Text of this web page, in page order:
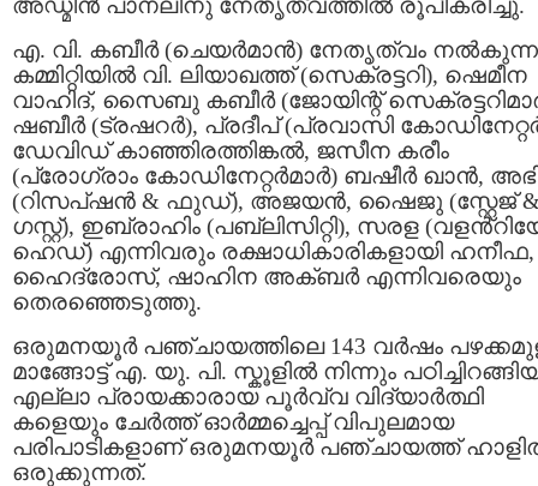
എ. വി. കബീർ (ചെയർമാൻ) നേതൃത്വം നൽകുന്ന
കമ്മിറ്റിയിൽ വി. ലിയാഖത്ത് (സെക്രട്ടറി), ഷെമീന
വാഹിദ്, സൈബു കബീർ (ജോയിന്റ്
ഷബീർ (ട്രഷറർ), പ്രദീപ് (പ്രവാസി
ഡേവിഡ് കാഞ്ഞിരത്തിങ്കൽ, ജസീന കരീം
(പ്രോഗ്രാം കോഡിനേറ്റർമാർ) ബഷീർ ഖാൻ,
(റിസപ്ഷൻ & ഫുഡ്), അജയൻ, ഷൈജു (സ്റ്റേജ്
ഗസ്റ്റ്), ഇബ്രാഹിം (പബ്ലിസിറ്റി), സരള
ഹെഡ്) എന്നിവരും രക്ഷാധികാരികളായി ഹനീഫ,
ഹൈദ്രോസ്, ഷാഹിന അക്ബർ എന്നിവരെയും
തെരഞ്ഞെടുത്തു.
ഒരുമനയൂർ പഞ്ചായത്തിലെ 143 വർഷം
മാങ്ങോട്ട് എ. യു. പി. സ്കൂളിൽ നിന്നും
എല്ലാ പ്രായക്കാരായ പൂർവ്വ വിദ്യാർത്ഥി
കളെയും ചേർത്ത് ഓർമ്മച്ചെപ്പ് വിപുലമായ
പരിപാടികളാണ് ഒരുമനയൂർ പഞ്ചായത്ത്
ഒരുക്കുന്നത്.